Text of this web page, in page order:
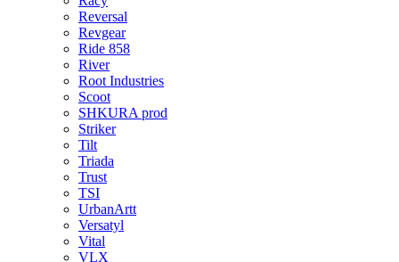
Reversal
Revgear
Ride 858
River
Root Industries
Scoot
SHKURA рrоd
Striker
Tilt
Triada
Trust
TSI
UrbanArtt
Versatyl
Vital
VLX